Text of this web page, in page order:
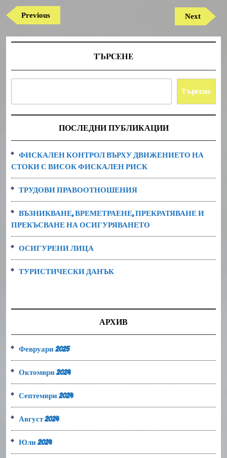
Previous
Post
Previous
Next
Post
Next
ТЪРСЕНЕ
Търсене
ПОСЛЕДНИ ПУБЛИКАЦИИ
ФИСКАЛЕН КОНТРОЛ ВЪРХУ ДВИЖЕНИЕТО НА
СТОКИ С ВИСОК ФИСКАЛЕН РИСК
ТРУДОВИ ПРАВООТНОШЕНИЯ
ВЪЗНИКВАНЕ, ВРЕМЕТРАЕНЕ, ПРЕКРАТЯВАНЕ И
ПРЕКЪСВАНЕ НА ОСИГУРЯВАНЕТО
ОСИГУРЕНИ ЛИЦА
ТУРИСТИЧЕСКИ ДАНЪК
АРХИВ
Февруари 2025
Октомври 2024
Септември 2024
Август 2024
Юли 2024